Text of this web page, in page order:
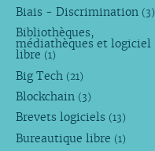
Biais - Discrimination (3)
Bibliothèques,
médiathèques et logiciel
libre (1)
Big Tech (21)
Blockchain (3)
Brevets logiciels (13)
Bureautique libre (1)